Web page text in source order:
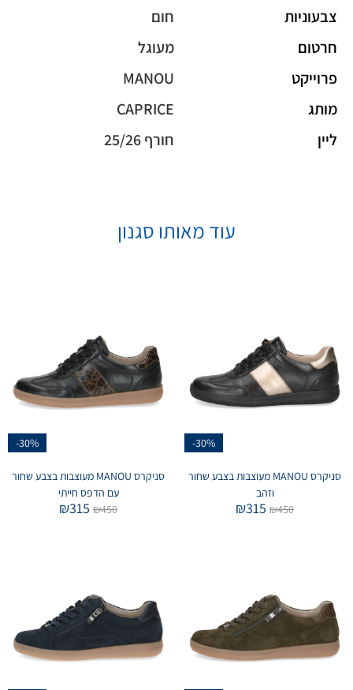
צבעוניות
חום
חרטום
מעוגל
פרוייקט
MANOU
מותג
CAPRICE
ליין
חורף 25/26
עוד מאותו סגנון
-30%
סניקרס MANOU מעוצבות בצבע שחור
וזהב
₪450
₪315
-30%
סניקרס MANOU מעוצבות בצבע שחור
עם הדפס חייתי
₪450
₪315